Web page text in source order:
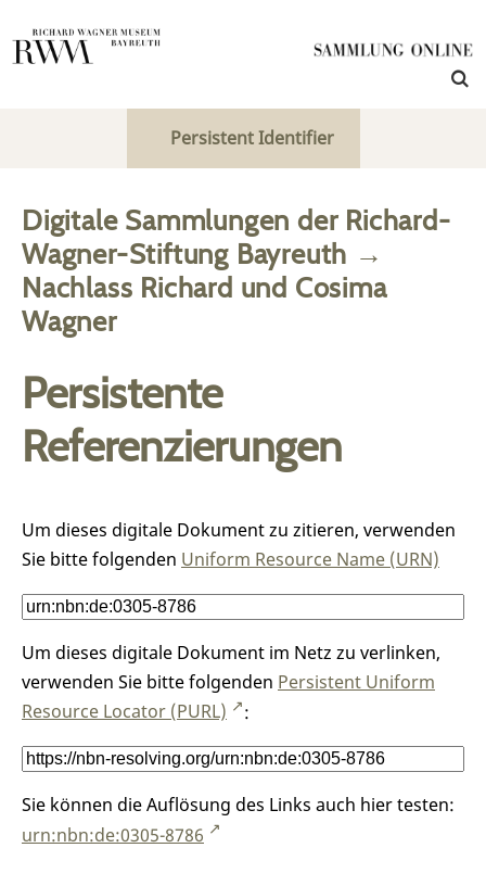
Persistent Identifier
Digitale Sammlungen der Richard-
Wagner-Stiftung Bayreuth →
Nachlass Richard und Cosima
Wagner
Persistente
Referenzierungen
Um dieses digitale Dokument zu zitieren, verwenden
Sie bitte folgenden Uniform Resource Name (URN)
Um dieses digitale Dokument im Netz zu verlinken,
verwenden Sie bitte folgenden Persistent Uniform
Resource Locator (PURL)
:
Sie können die Auflösung des Links auch hier testen:
urn:nbn:de:0305-8786